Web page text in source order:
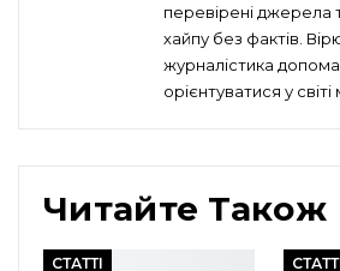
перевірені джерела
хайпу без фактів.
журналістика
орієнтуватися у
Читайте Також
СТАТТІ